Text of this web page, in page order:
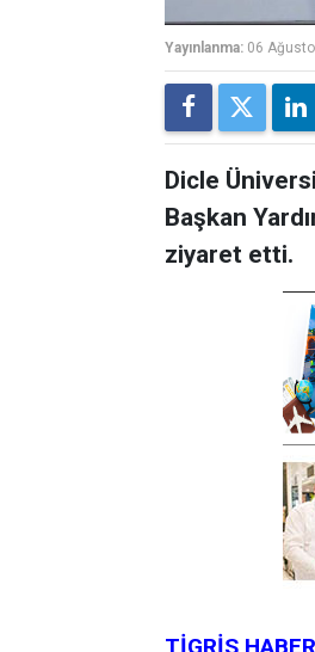
Yayınlanma: 06
Dicle
Başkan
ziyaret etti.
TİGRİS HABER